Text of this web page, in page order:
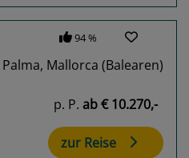
94 %
Mallorca (Balearen)
p. P. ab€ 10.270,-
zur Reise